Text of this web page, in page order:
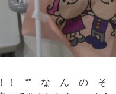
！！ “” な ん の そ